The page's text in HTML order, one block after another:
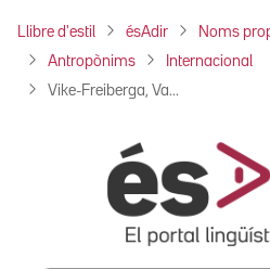
Llibre d'estil ésAdir Noms
Antropònims Internacional
Vike-Freiberga, Va...